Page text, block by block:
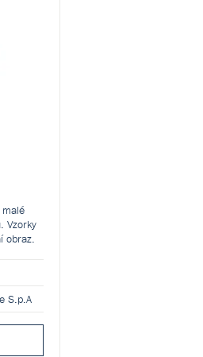
malé
Vzorky
obraz.
S.p.A